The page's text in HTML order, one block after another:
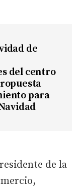
de
del centro
para
de la